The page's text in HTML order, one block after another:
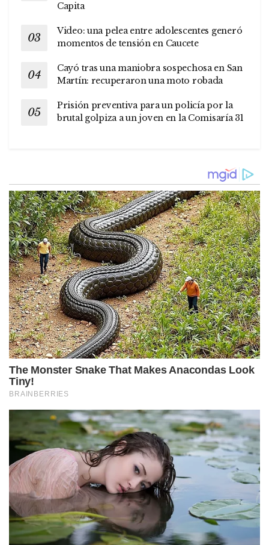
Capita
Video: una pelea entre adolescentes generó
momentos de tensión en Caucete
Cayó tras una maniobra sospechosa en San
Martín: recuperaron una moto robada
Prisión preventiva para un policía por la
brutal golpiza a un joven en la Comisaría 31